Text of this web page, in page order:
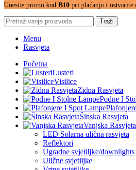
Unesite promo kod B10 pri plaćanju i ostvarite
Traži
Menu
Rasvjeta
Početna
Lusteri
Visilice
Zidna Rasvjeta
Podne I
Šinska Rasvjeta
Vanjska Rasvjeta
LED Solarna ulična rasvjeta
Reflektori
Ugradne svjetiljke/downlights
Ulične svjetiljke